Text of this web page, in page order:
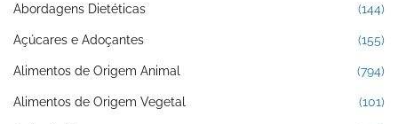
Abordagens Dietéticas (144)
Açúcares e Adoçantes (155)
Alimentos de Origem Animal (794)
Alimentos de Origem Vegetal (101)